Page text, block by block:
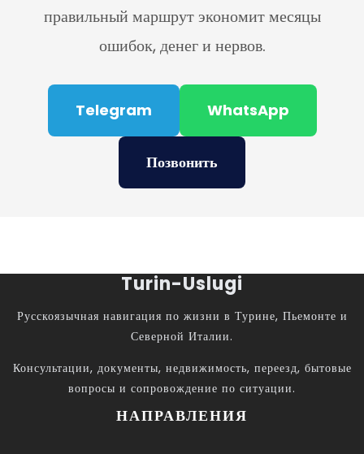
правильный маршрут экономит месяцы
ошибок, денег и нервов.
Telegram WhatsApp
Позвонить
Turin-Uslugi
Русскоязычная навигация по жизни в Турине, Пьемонте и
Северной Италии.
Консультации, документы, недвижимость, переезд, бытовые
вопросы и сопровождение по ситуации.
НАПРАВЛЕНИЯ